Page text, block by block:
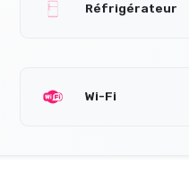
Réfrigérateur
Wi-Fi